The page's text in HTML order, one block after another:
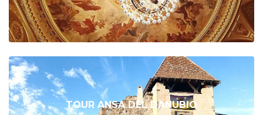
TOUR ANSA DEL DANUBIO